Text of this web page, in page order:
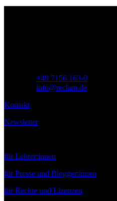
+49 7156 163-0
info@reclam.de
Kontakt
Newsletter
für Lehrer:innen
für Presse und Blogger:innen
für Rechte und Lizenzen